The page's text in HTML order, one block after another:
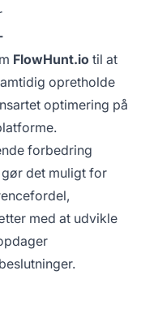
FlowHunt.io til at
opretholde
optimering på
forbedring
det muligt for
med at udvikle